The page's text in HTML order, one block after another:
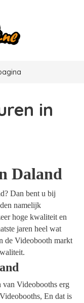
in
Daland
Dan bent u bij
namelijk
hoge kwaliteit en
jaren heel wat
de Videobooth markt
van Videobooths erg
En dat is